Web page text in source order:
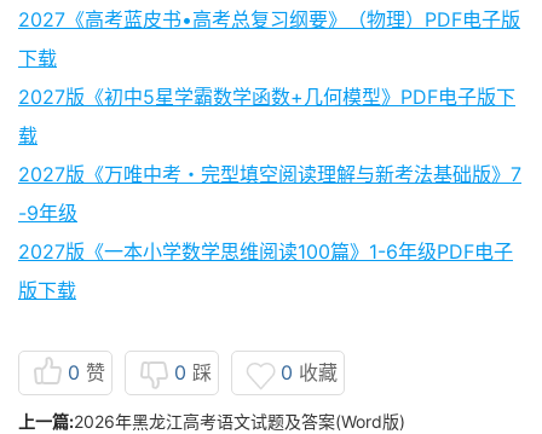
2027《高考蓝皮书•高考总复习纲要》（物理）PDF电子版
下载
2027版《初中5星学霸数学函数+几何模型》PDF电子版下
载
2027版《万唯中考・完型填空阅读理解与新考法基础版》7
-9年级
2027版《一本小学数学思维阅读100篇》1-6年级PDF电子
版下载
0 赞 0 踩 0 收藏
上一篇:2026年黑龙江高考语文试题及答案(Word版)